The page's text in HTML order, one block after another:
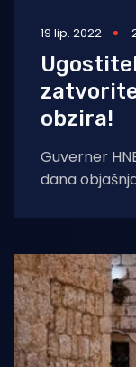
19 lip. 2022
obzira!
Guverner
dana